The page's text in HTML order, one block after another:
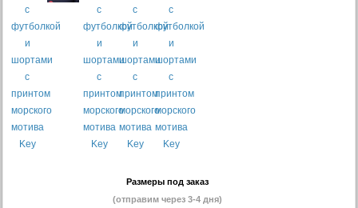
Размеры под заказ
(отправим через 3-4 дня)